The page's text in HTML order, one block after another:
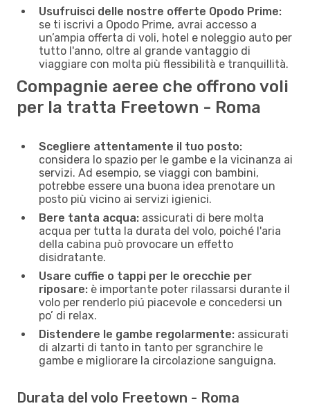
Usufruisci delle nostre offerte Opodo Prime:
se ti iscrivi a Opodo Prime, avrai accesso a
un’ampia offerta di voli, hotel e noleggio auto per
tutto l'anno, oltre al grande vantaggio di
viaggiare con molta più flessibilità e tranquillità.
Compagnie aeree che offrono voli
per la tratta Freetown - Roma
Scegliere attentamente il tuo posto:
considera lo spazio per le gambe e la vicinanza ai
servizi. Ad esempio, se viaggi con bambini,
potrebbe essere una buona idea prenotare un
posto più vicino ai servizi igienici.
Bere tanta acqua: assicurati di bere molta
acqua per tutta la durata del volo, poiché l'aria
della cabina può provocare un effetto
disidratante.
Usare cuffie o tappi per le orecchie per
riposare: è importante poter rilassarsi durante il
volo per renderlo piú piacevole e concedersi un
po’ di relax.
Distendere le gambe regolarmente: assicurati
di alzarti di tanto in tanto per sgranchire le
gambe e migliorare la circolazione sanguigna.
Durata del volo Freetown - Roma